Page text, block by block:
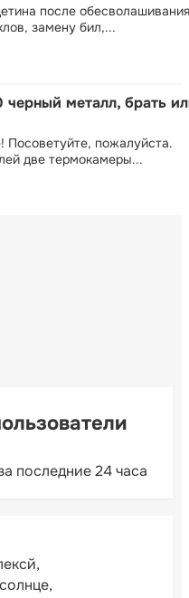
после
замену бил,...
металл, брать
пожалуйста.
две термокамеры...
последние 24 часа
солнце